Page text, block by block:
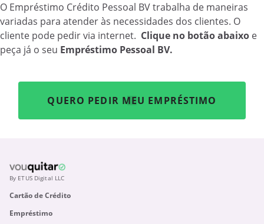
O Empréstimo Crédito Pessoal BV trabalha de maneiras
variadas para atender às necessidades dos clientes. O
cliente pode pedir via internet. Clique no botão abaixo e
peça já o seu Empréstimo Pessoal BV.
QUERO PEDIR MEU EMPRÉSTIMO
By ETUS Digital LLC
Cartão de Crédito
Empréstimo